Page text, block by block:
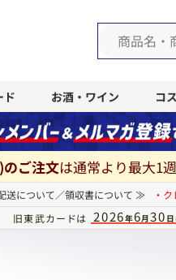
ド お酒・ワイン コ
ご注文は通常より最大1
送について／領収書について ≫
・
旧東武カードは 2026年6月30